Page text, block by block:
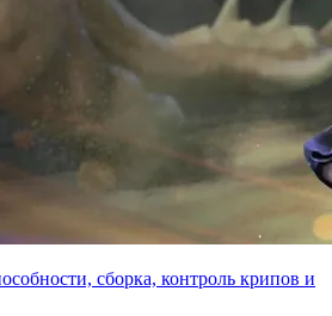
сборка, контроль крипов и